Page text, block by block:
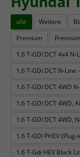
alle Weitere
Premium
1,6 T-GDI DCT 4x4 N-
1,6 T-GDi DCT N-Line
1.6 T-GDI DCT 4WD
1.6 T-GDI DCT 4WD,
1.6 T-GDI DCT 4WD,
1.6 T-GDI PHEV
1.6 T-Gdi HEV Black